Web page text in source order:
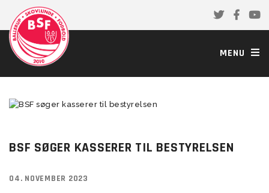
MENU
BSF SØGER KASSERER TIL BESTYRELSEN
04. NOVEMBER 2023